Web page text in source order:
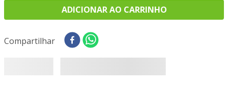
ADICIONAR AO CARRINHO
Compartilhar